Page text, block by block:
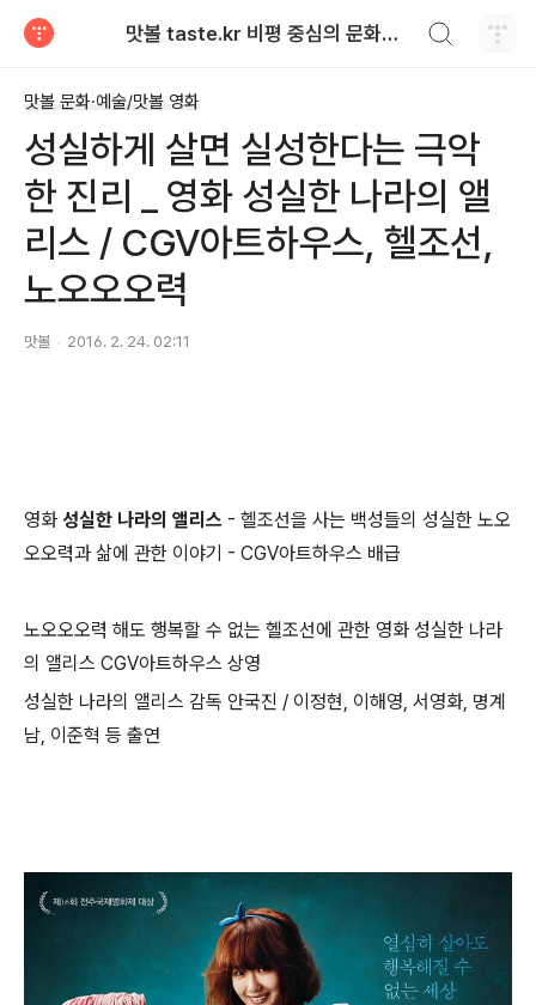
맛볼 taste.kr 비평 중심의 문화적 기호 · 맛 · 향기 리뷰
맛볼 문화·예술/맛볼 영화
성실하게 살면 실성한다는 극악
한 진리 _ 영화 성실한 나라의 앨
리스 / CGV아트하우스, 헬조선,
노오오오력
맛볼 2016. 2. 24. 02:11
영화 성실한 나라의 앨리스 - 헬조선을 사는 백성들의 성실한 노오
오오력과 삶에 관한 이야기 - CGV아트하우스 배급
노오오오력 해도 행복할 수 없는 헬조선에 관한 영화 성실한 나라
의 앨리스 CGV아트하우스 상영
성실한 나라의 앨리스 감독 안국진 / 이정현, 이해영, 서영화, 명계
남, 이준혁 등 출연